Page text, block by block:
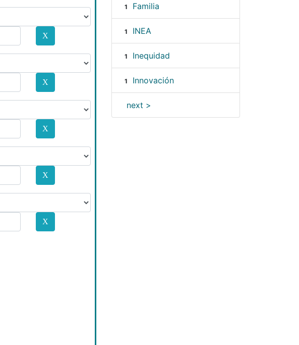
1 Familia
1 INEA
1 Inequidad
1 Innovación
next >